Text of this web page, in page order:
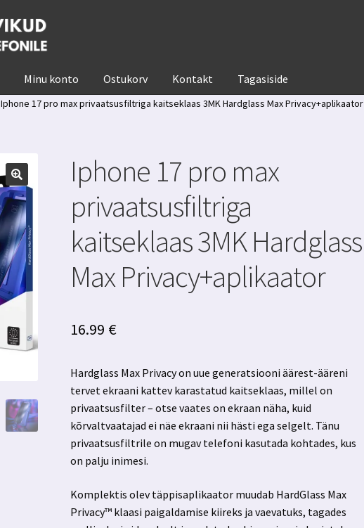
Minu konto Ostukorv Kontakt Tagasiside
Iphone 17 pro max privaatsusfiltriga kaitseklaas 3MK Hardglass Max Privacy+aplikaator
Iphone 17 pro max
privaatsusfiltriga
kaitseklaas 3MK Hardglass
Max Privacy+aplikaator
16.99 €
Hardglass Max Privacy on uue generatsiooni äärest-ääreni
tervet ekraani kattev karastatud kaitseklaas, millel on
privaatsusfilter – otse vaates on ekraan näha, kuid
kõrvaltvaatajad ei näe ekraani nii hästi ega selgelt. Tänu
privaatsusfiltrile on mugav telefoni kasutada kohtades, kus
on palju inimesi.
Komplektis olev täppisaplikaator muudab HardGlass Max
Privacy™ klaasi paigaldamise kiireks ja vaevatuks, tagades